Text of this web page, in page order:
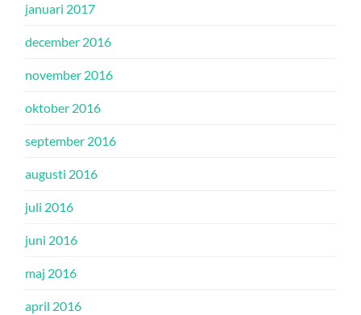
januari 2017
december 2016
november 2016
oktober 2016
september 2016
augusti 2016
juli 2016
juni 2016
maj 2016
april 2016